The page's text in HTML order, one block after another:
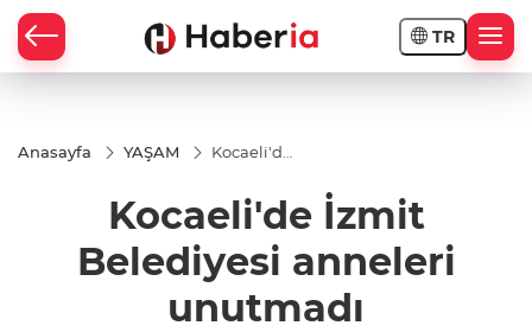
TR
Anasayfa YAŞAM
Kocaeli'de
anneleri
unutmadı
Kocaeli'de İzmit
Belediyesi anneleri
unutmadı